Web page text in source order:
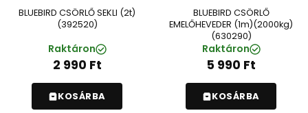
BLUEBIRD CSÖRLŐ SEKLI (2t)
(392520)
Raktáron
2 990 Ft
KOSÁRBA
BLUEBIRD CSÖRLŐ
EMELŐHEVEDER (1m)(2000kg)
(630290)
Raktáron
5 990 Ft
KOSÁRBA